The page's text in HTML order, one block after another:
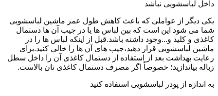
داخل لباسشویی نباشد
یکی دیگر از عواملی که باعث کاهش طول عمر ماشین لباسشویی
شما می شود این است که بین لباس ها یا در جیب آن ها دستمال
کاغذی و کلید و...وجود داشته باشد.قبل از اینکه لباس ها را در
ماشین لباسشویی قرار دهید،جیب های آن ها را خالی کنید.برای
رعایت بهداشت بعد از استفاده از دستمال کاغذی آن را داخل سطل
زباله بیاندازید؛ خصوصاً اگر مصرف دستمال کاغذی تان بالاست.
به اندازه از پودر لباسشویی استفاده کنید